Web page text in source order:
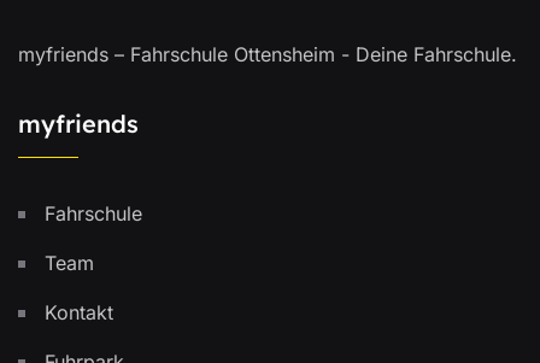
myfriends – Fahrschule Ottensheim - Deine Fahrschule.
myfriends
Fahrschule
Team
Kontakt